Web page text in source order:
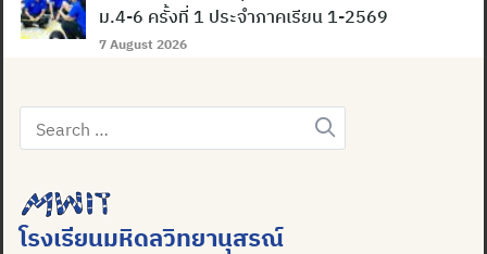
ม.4-6 ครั้งที่ 1 ประจำภาคเรียน 1-2569
7 August 2026
Search
for:
โรงเรียนมหิดลวิทยานุสรณ์